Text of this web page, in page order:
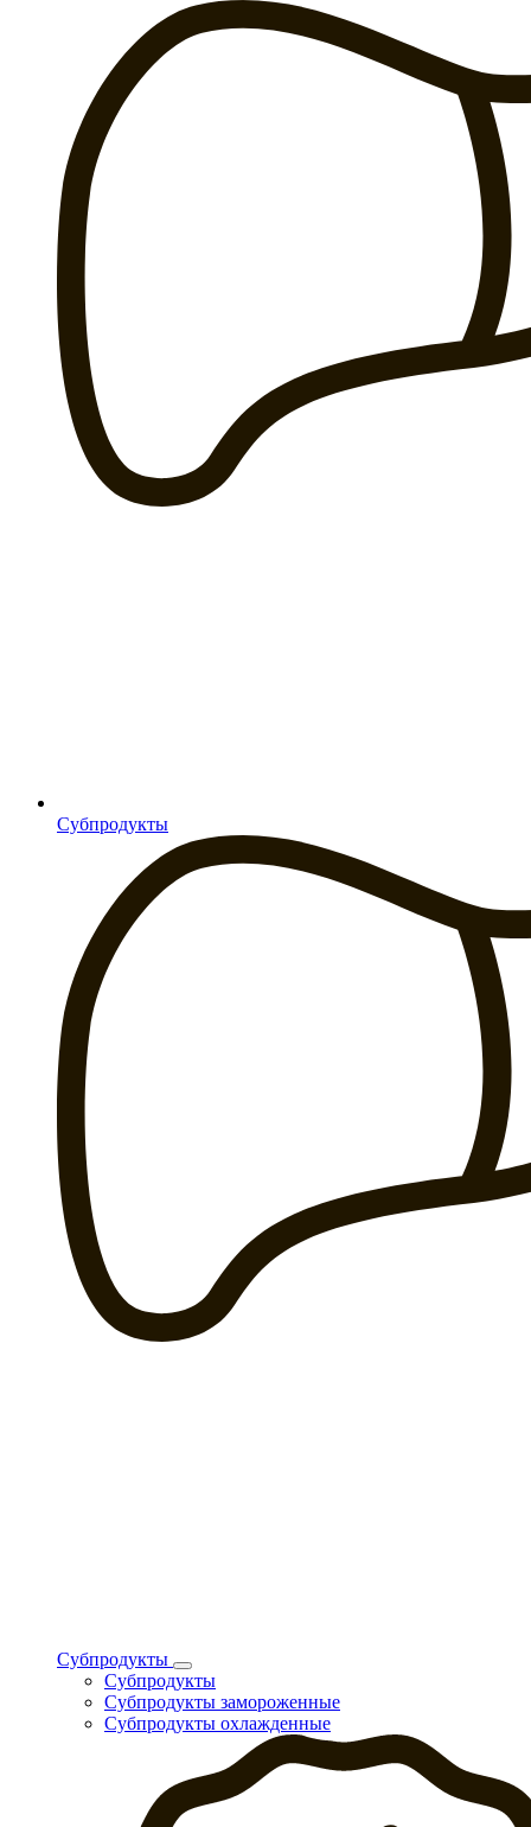
Субпродукты
Субпродукты
Субпродукты
Субпродукты замороженные
Субпродукты охлажденные